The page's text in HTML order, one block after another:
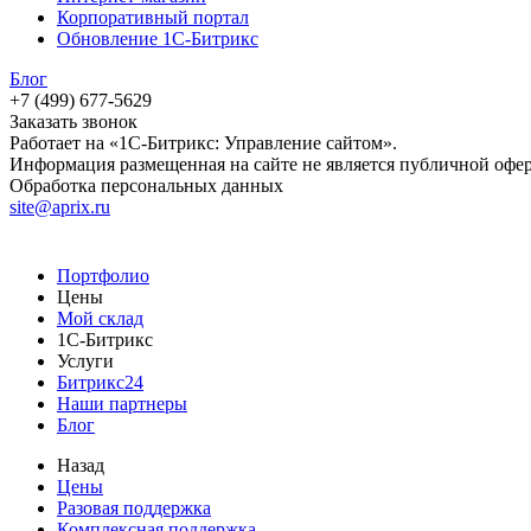
Корпоративный портал
Обновление 1С-Битрикс
Блог
+7 (499) 677-5629
Заказать звонок
Работает на «1С-Битрикс: Управление сайтом».
Информация размещенная на сайте не является публичной
Обработка персональных данных
site@aprix.ru
Портфолио
Цены
Мой склад
1С-Битрикс
Услуги
Битрикс24
Наши партнеры
Блог
Назад
Цены
Разовая поддержка